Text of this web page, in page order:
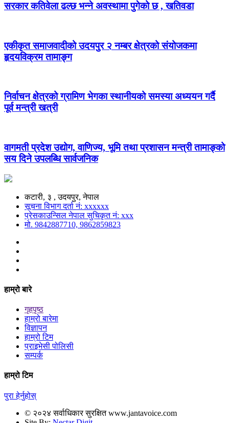
सरकार कतिवेला ढल्छ भन्ने अवस्थामा पुगेको छ , खतिवडा
एकीकृत समाजवादीको उदयपुर २ नम्बर क्षेत्रको संयोजकमा
हृदयविक्रम तामाङ्ग
निर्वाचन क्षेत्रको ग्रामिण भेगका स्थानीयको समस्या अध्ययन गर्दै
पूर्व मन्त्री खत्री
वागमती प्रदेश उद्योग, वाणिज्य, भूमि तथा प्रशासन मन्त्री तामाङ्को
सय दिने उपलब्धि सार्वजनिक
कटारी, ३ , उदयपुर, नेपाल
सूचना विभाग दर्ता नं: xxxxxx
प्रेसकाउन्सिल नेपाल सुचिकृत नं: xxx
मो. 9842887710, 9862859823
हाम्रो बारे
गृहपृष्ठ
हाम्रो बारेमा
विज्ञापन
हाम्रो टिम
प्राइभेसी पोलिसी
सम्पर्क
हाम्रो टिम
पुरा हेर्नुहोस्
© २०२४ सर्वाधिकार सुरक्षित www.jantavoice.com